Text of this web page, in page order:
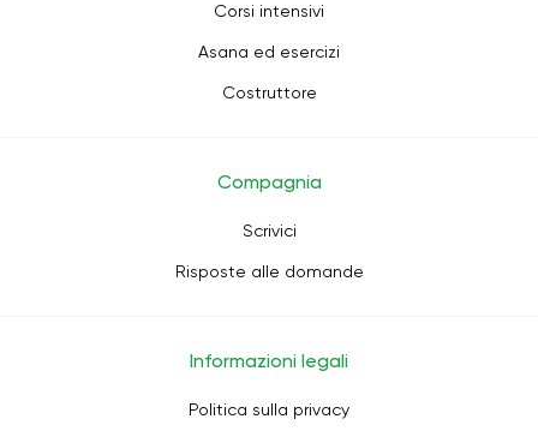
Corsi intensivi
Asana ed esercizi
Costruttore
Compagnia
Scrivici
Risposte alle domande
Informazioni legali
Politica sulla privacy